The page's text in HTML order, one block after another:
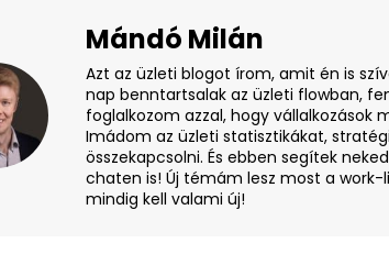
Mándó Milán
Azt az üzleti blogot írom, amit én is
nap benntartsalak az üzleti flowban,
foglalkozom azzal, hogy
Imádom az üzleti statisztikákat,
összekapcsolni. És ebben segítek
chaten is! Új témám lesz most a
mindig kell valami új!